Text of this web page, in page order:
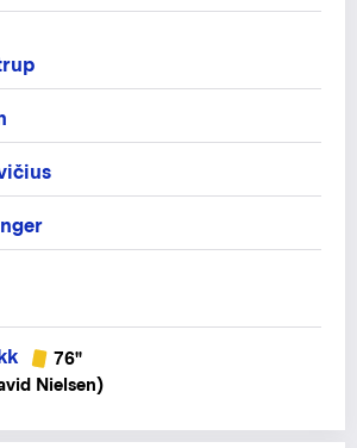
76"
Nielsen)